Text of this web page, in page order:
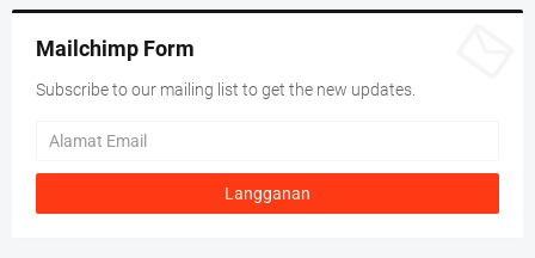
Mailchimp Form
Subscribe to our mailing list to get the new updates.